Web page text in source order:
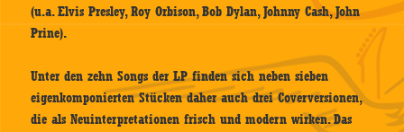
(u.a. Elvis Presley, Roy Orbison, Bob Dylan, Johnny Cash, John
Prine).
Unter den zehn Songs der LP finden sich neben sieben
eigenkomponierten Stücken daher auch drei Coverversionen,
die als Neuinterpretationen frisch und modern wirken. Das